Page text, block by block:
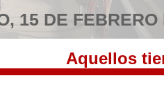
15 DE FEBRERO
Aquellos